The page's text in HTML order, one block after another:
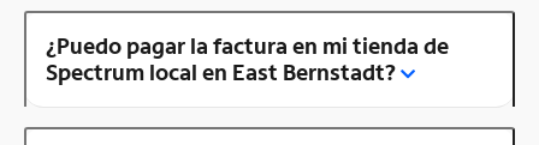
¿Puedo pagar la factura en mi tienda de
Spectrum local en East Bernstadt?